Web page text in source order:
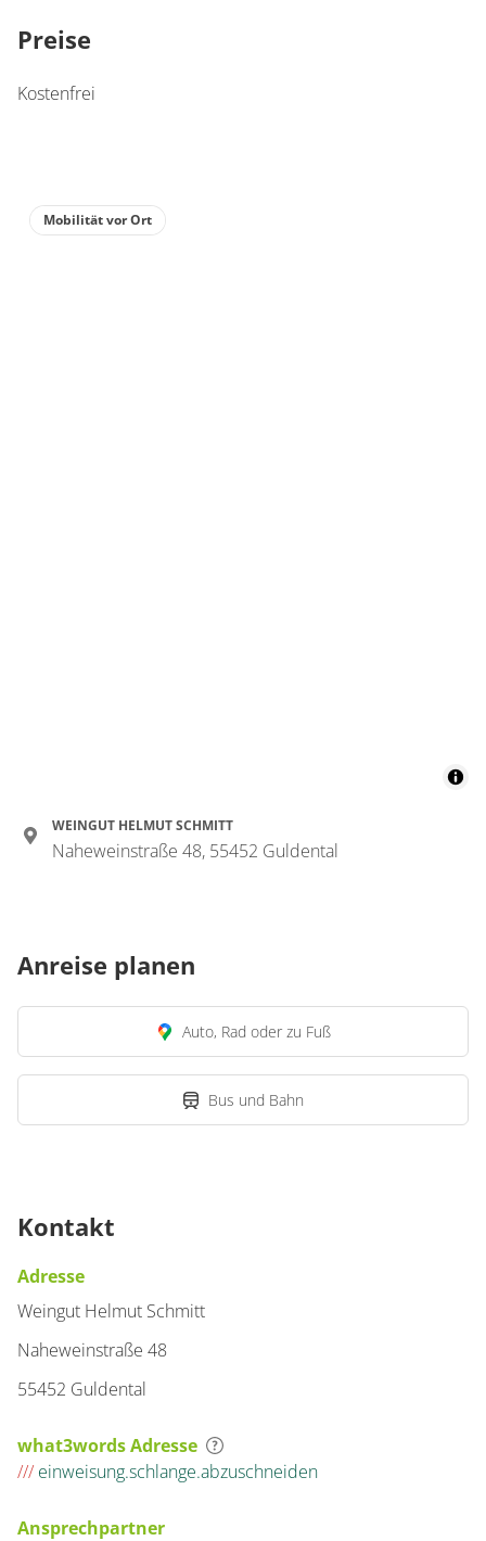
Preise
Kostenfrei
Mobilität vor Ort
WEINGUT HELMUT SCHMITT
Naheweinstraße 48, 55452 Guldental
Anreise planen
Auto, Rad oder zu Fuß
Bus und Bahn
Kontakt
Adresse
Weingut Helmut Schmitt
Naheweinstraße 48
55452 Guldental
what3words Adresse
/// einweisung.schlange.abzuschneiden
Ansprechpartner